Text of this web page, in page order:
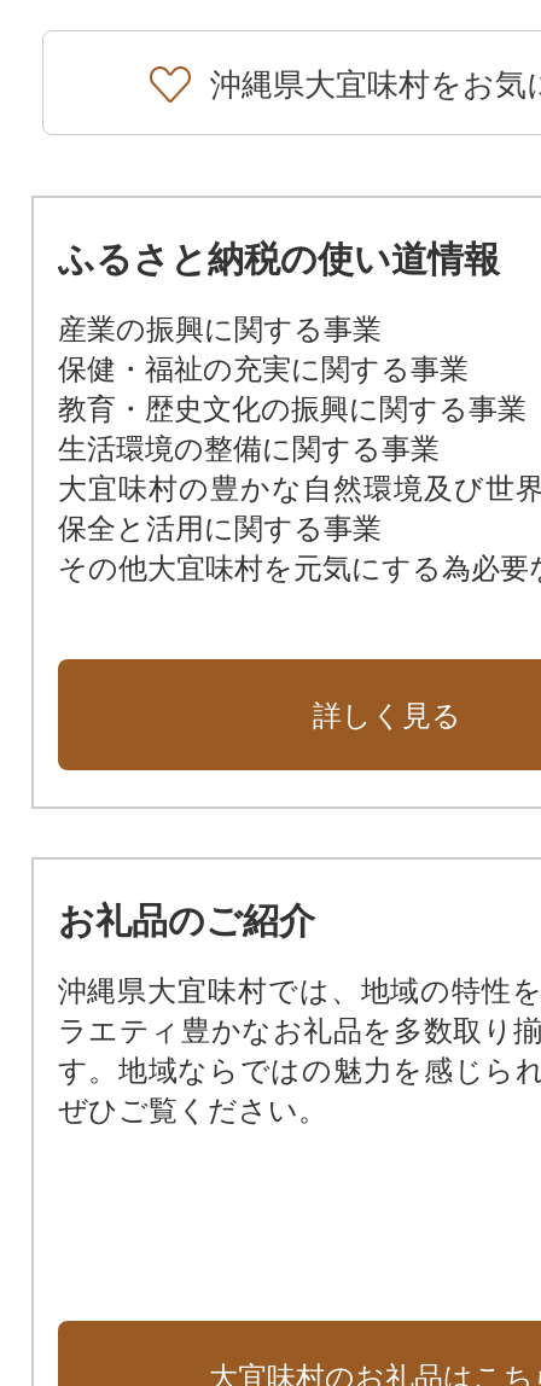
沖縄県大宜味村をお気
ふるさと納税の使い道情報
産業の振興に関する事業
保健・福祉の充実に関する事業
教育・歴史文化の振興に関する事業
生活環境の整備に関する事業
大宜味村の豊かな自然環境及び世
保全と活用に関する事業
その他大宜味村を元気にする為必要
詳しく見る
お礼品のご紹介
沖縄県大宜味村では、地域の特性
ラエティ豊かなお礼品を多数取り
す。地域ならではの魅力を感じら
ぜひご覧ください。
大宜味村のお礼品はこち